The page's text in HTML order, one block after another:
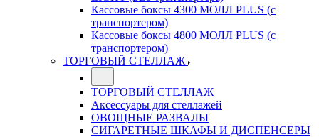
Кассовые боксы 4300 МОЛЛ PLUS (с
транспортером)
Кассовые боксы 4800 МОЛЛ PLUS (с
транспортером)
ТОРГОВЫЙ СТЕЛЛАЖ
ТОРГОВЫЙ СТЕЛЛАЖ
Аксессуары для стеллажей
ОВОЩНЫЕ РАЗВАЛЫ
СИГАРЕТНЫЕ ШКАФЫ И ДИСПЕНСЕРЫ